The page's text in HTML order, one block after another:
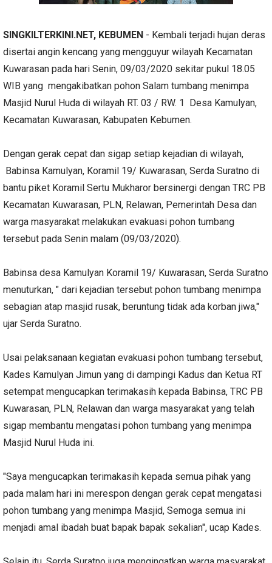
SINGKILTERKINI.NET, KEBUMEN - Kembali terjadi hujan deras
disertai angin kencang yang mengguyur wilayah Kecamatan
Kuwarasan pada hari Senin, 09/03/2020 sekitar pukul 18.05
WIB yang mengakibatkan pohon Salam tumbang menimpa
Masjid Nurul Huda di wilayah RT. 03 / RW. 1 Desa Kamulyan,
Kecamatan Kuwarasan, Kabupaten Kebumen.
Dengan gerak cepat dan sigap setiap kejadian di wilayah,
Babinsa Kamulyan, Koramil 19/ Kuwarasan, Serda Suratno di
bantu piket Koramil Sertu Mukharor bersinergi dengan TRC PB
Kecamatan Kuwarasan, PLN, Relawan, Pemerintah Desa dan
warga masyarakat melakukan evakuasi pohon tumbang
tersebut pada Senin malam (09/03/2020).
Babinsa desa Kamulyan Koramil 19/ Kuwarasan, Serda Suratno
menuturkan, " dari kejadian tersebut pohon tumbang menimpa
sebagian atap masjid rusak, beruntung tidak ada korban jiwa,"
ujar Serda Suratno.
Usai pelaksanaan kegiatan evakuasi pohon tumbang tersebut,
Kades Kamulyan Jimun yang di dampingi Kadus dan Ketua RT
setempat mengucapkan terimakasih kepada Babinsa, TRC PB
Kuwarasan, PLN, Relawan dan warga masyarakat yang telah
sigap membantu mengatasi pohon tumbang yang menimpa
Masjid Nurul Huda ini.
"Saya mengucapkan terimakasih kepada semua pihak yang
pada malam hari ini merespon dengan gerak cepat mengatasi
pohon tumbang yang menimpa Masjid, Semoga semua ini
menjadi amal ibadah buat bapak bapak sekalian", ucap Kades.